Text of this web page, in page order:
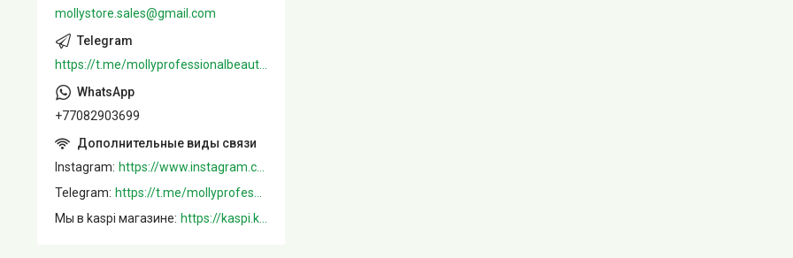
mollystore.sales@gmail.com
+77082903699
Instagram
Telegram
Мы в kaspi магазине